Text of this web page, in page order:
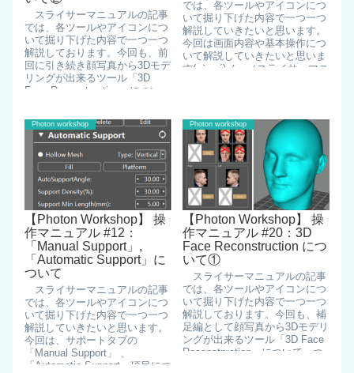
スライサーマニュアルの記事
では、各ツールやアイコンにつ
いて掘り下げた内容で一つ一つ
解説しております。今回も、前
回に引き続き顔写真から3Dモデ
リングが出来るツール「3D
Face Reconstruction」につい
では、各ツールやアイコンにつ
いて掘り下げた内容で一つ一つ
解説していきたいと思います。
今回は画面内容や基本操作につ
いて解説していきたいと思いま
す( ｀ー´)ノ （スライサーマニ
Photon workshop
【Photon Workshop】 操
作マニュアル #12：
「Manual Support」,
「Automatic Support」に
ついて
スライサーマニュアルの記事
では、各ツールやアイコンにつ
いて掘り下げた内容で一つ一つ
解説していきたいと思います。
今回は、サポートタブの
「Manual Support」 、
「Automatic Support」項目につ
Photon workshop
【Photon Workshop】 操
作マニュアル #20：3D
Face Reconstruction につ
いて①
スライサーマニュアルの記事
では、各ツールやアイコンにつ
いて掘り下げた内容で一つ一つ
解説しております。今回も、補
足編として顔写真から3Dモデリ
ングが出来るツール「3D Face
Reconstruction」について一つ